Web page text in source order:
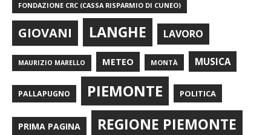
FONDAZIONE CRC (CASSA RISPARMIO DI CUNEO)
GIOVANI LANGHE LAVORO
MAURIZIO MARELLO METEO MONTÀ MUSICA
PALLAPUGNO PIEMONTE POLITICA
PRIMA PAGINA REGIONE PIEMONTE